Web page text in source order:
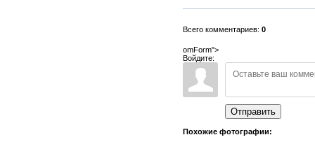
Всего комментариев: 0
omForm">
Войдите:
Отправить
Похожие фотографии: